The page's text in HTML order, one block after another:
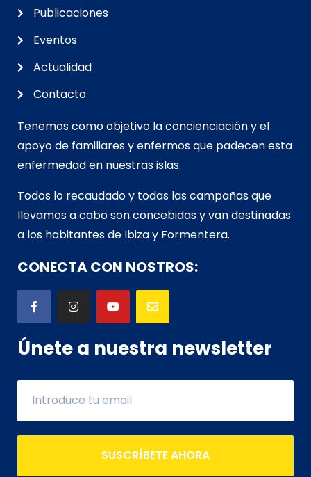
Publicaciones
Eventos
Actualidad
Contacto
Tenemos como objetivo la concienciación y el
apoyo de familiares y enfermos que padecen esta
enfermedad en nuestras islas.
Todos lo recaudado y todas las campañas que
llevamos a cabo son concebidas y van destinadas
a los habitantes de Ibiza y Formentera.
CONECTA CON NOSTROS:
Únete a nuestra newsletter
SUSCRÍBETE AHORA